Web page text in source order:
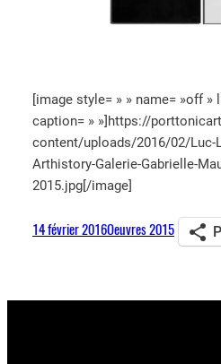
[image style= » » name= »off »
caption= » »]https://
content/uploads/2016/02/Luc-
Arthistory-Galerie-Gabrielle-
2015.jpg[/image]
14 février 2016Oeuvres 2015